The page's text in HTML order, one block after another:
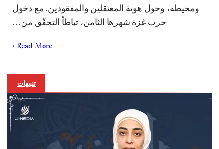
ومحيطه، وحول هوية المعتقلين والمفقودين. مع دخول
حرب غزة شهرها الثامن، تباطأ التحقّق من…
Read More ›
تنبيهات